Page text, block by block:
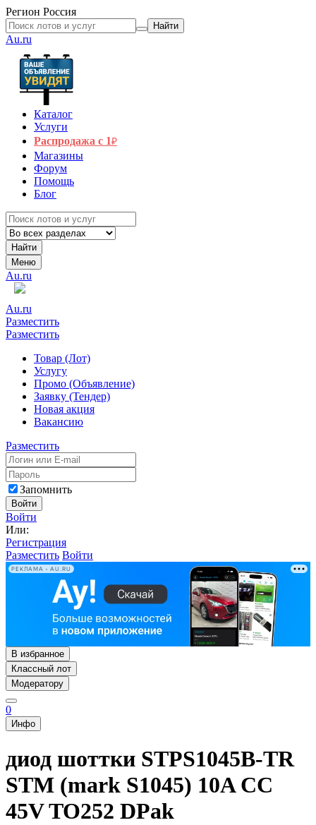
Регион Россия
Найти
Au.ru
Каталог
Услуги
Распродажа с 1₽
Магазины
Форум
Помощь
Блог
Найти
Меню
Au.ru
Au.ru
Разместить
Разместить
Товар (Лот)
Услугу
Промо (Объявление)
Заявку (Тендер)
Новая акция
Вакансию
Разместить
Запомнить
Войти
Войти
Или:
Регистрация
Разместить Войти
РЕКЛАМА • AU.RU
В избранное
Классный лот
Модератору
0
Инфо
диод шоттки STPS1045B-TR
STM (mark S1045) 10A CC
45V TO252 DPak